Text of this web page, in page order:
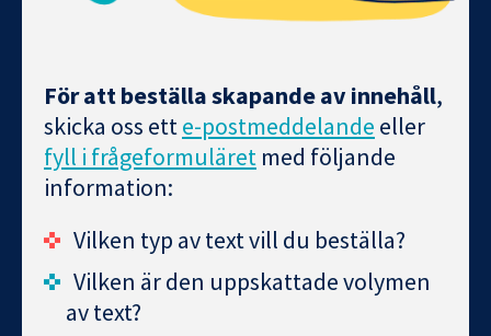
För att beställa skapande av innehåll,
skicka oss ette-postmeddelande eller
fyll i frågeformuläret med följande
information:
Vilken typ av text vill du beställa?
Vilken är den uppskattade volymen
av text?